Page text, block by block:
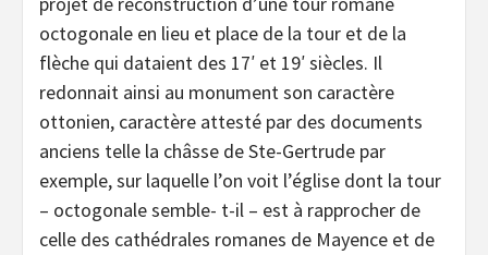
octogonale en lieu et place de la tour et de la
flèche qui dataient des 17′ et 19′ siècles. Il
redonnait ainsi au monument son caractère
ottonien, caractère attesté par des documents
anciens telle la châsse de Ste-Gertrude par
exemple, sur laquelle l’on voit l’église dont la tour
– octogonale semble- t-il – est à rapprocher de
celle des cathédrales romanes de Mayence et de